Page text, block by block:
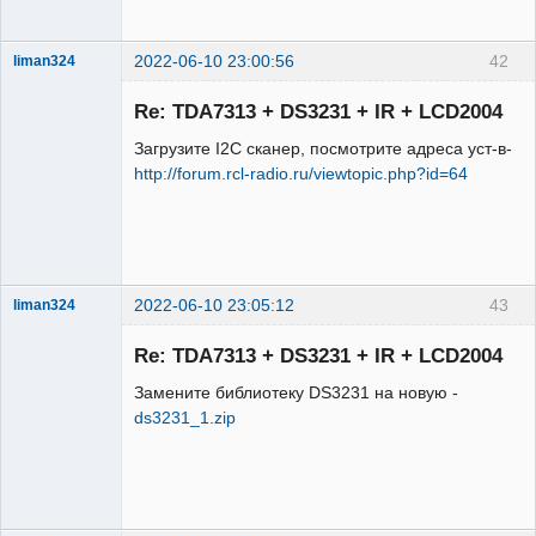
42
liman324 2022-06-10 23:00:56
Re: TDA7313 + DS3231 + IR + LCD2004
Загрузите I2C сканер, посмотрите адреса уст-в-
http://forum.rcl-radio.ru/viewtopic.php?id=64
43
liman324 2022-06-10 23:05:12
Re: TDA7313 + DS3231 + IR + LCD2004
Замените библиотеку DS3231 на новую -
ds3231_1.zip